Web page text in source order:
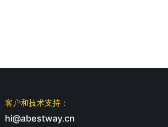
客户和技术支持：
hi@abestway.cn